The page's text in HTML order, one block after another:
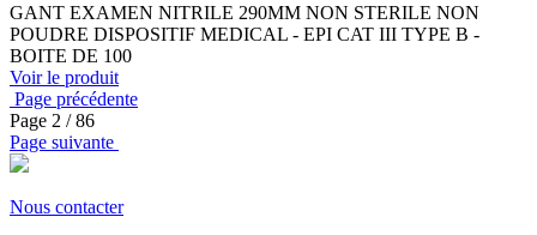
GANT EXAMEN NITRILE 290MM NON STERILE NON
POUDRE DISPOSITIF MEDICAL - EPI CAT III TYPE B -
BOITE DE 100
Voir le produit
Page précédente
Page 2 / 86
Page suivante
Nous contacter